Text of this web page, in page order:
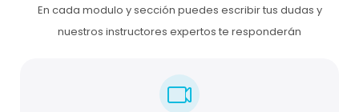
En cada modulo y sección puedes escribir tus dudas y
nuestros instructores expertos te responderán